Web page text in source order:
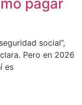
pagar
social”,
Pero en 2026
es